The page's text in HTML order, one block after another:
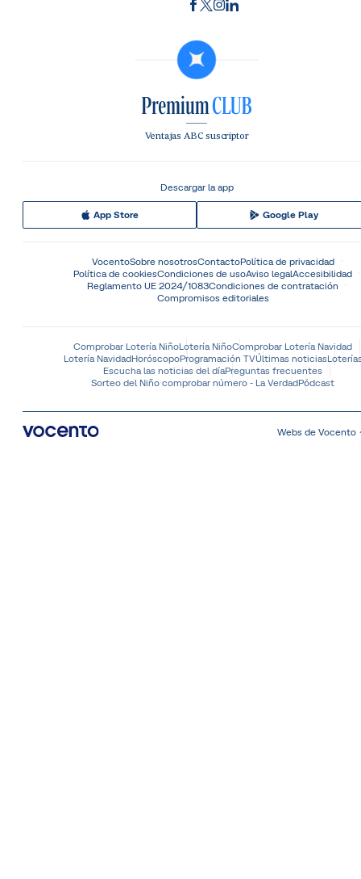
Ventajas ABC suscriptor
Descargar la app
App Store Google Play
VocentoSobre nosotrosContactoPolítica de privacidad
Política de cookiesCondiciones de usoAviso legalAccesibilidad
Reglamento UE 2024/1083Condiciones de contratación
Compromisos editoriales
Comprobar Lotería NiñoLotería NiñoComprobar Lotería Navidad
Lotería NavidadHoróscopoProgramación TVÚltimas noticias
Escucha las noticias del díaPreguntas frecuentes
Sorteo del Niño comprobar número - La VerdadPódcast
Webs de Vocento